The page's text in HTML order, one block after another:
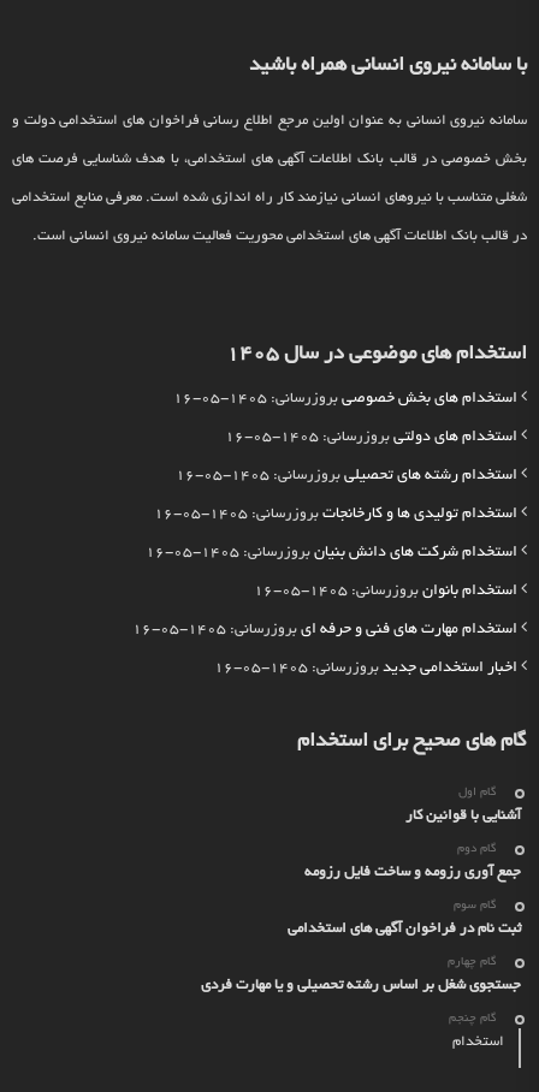
با سامانه نیروی انسانی همراه باشید
سامانه نیروی انسانی به عنوان اولین مرجع اطلاع رسانی فراخوان های استخدامی دولت و
بخش خصوصی در قالب بانک اطلاعات آگهی های استخدامی، با هدف شناسایی فرصت های
شغلی متناسب با نیروهای انسانی نیازمند کار راه اندازی شده است. معرفی منابع استخدامی
در قالب بانک اطلاعات آگهی های استخدامی محوریت فعالیت سامانه نیروی انسانی است.
استخدام های موضوعی در سال 1405
استخدام های بخش خصوصی بروزرسانی: 1405-05-16
استخدام های دولتی بروزرسانی: 1405-05-16
استخدام رشته های تحصیلی بروزرسانی: 1405-05-16
استخدام تولیدی ها و کارخانجات بروزرسانی: 1405-05-16
استخدام شرکت های دانش بنیان بروزرسانی: 1405-05-16
استخدام بانوان بروزرسانی: 1405-05-16
استخدام مهارت های فنی و حرفه ای بروزرسانی: 1405-05-16
اخبار استخدامی جدید بروزرسانی: 1405-05-16
گام های صحیح برای استخدام
گام اول
آشنایی با قوانین کار
گام دوم
جمع آوری رزومه و ساخت فایل رزومه
گام سوم
ثبت نام در فراخوان آگهی های استخدامی
گام چهارم
جستجوی شغل بر اساس رشته تحصیلی و یا مهارت فردی
گام چنجم
استخدام